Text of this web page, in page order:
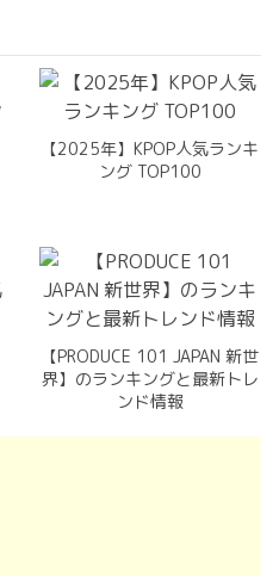
【2025年】KPOP人気ランキ
ング TOP100
【PRODUCE 101 JAPAN 新世
界】のランキングと最新トレ
ンド情報